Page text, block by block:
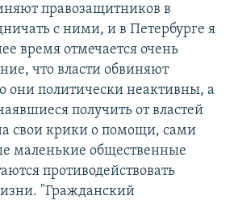
правозащитников в
с ними, и в Петербурге я
время отмечается очень
что власти обвиняют
они политически неактивны, а
получить от властей
свои крики о помощи, сами
маленькие общественные
противодействовать
"Гражданский